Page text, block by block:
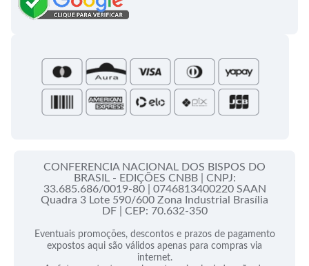
Folhetos e Partituras
Campanha da Fraternidade
CONFERENCIA NACIONAL DOS BISPOS DO
BRASIL - EDIÇÕES CNBB | CNPJ:
33.685.686/0019-80 | 0746813400220 SAAN
Quadra 3 Lote 590/600 Zona Industrial Brasília
DF | CEP: 70.632-350
Eventuais promoções, descontos e prazos de pagamento
expostos aqui são válidos apenas para compras via
internet.